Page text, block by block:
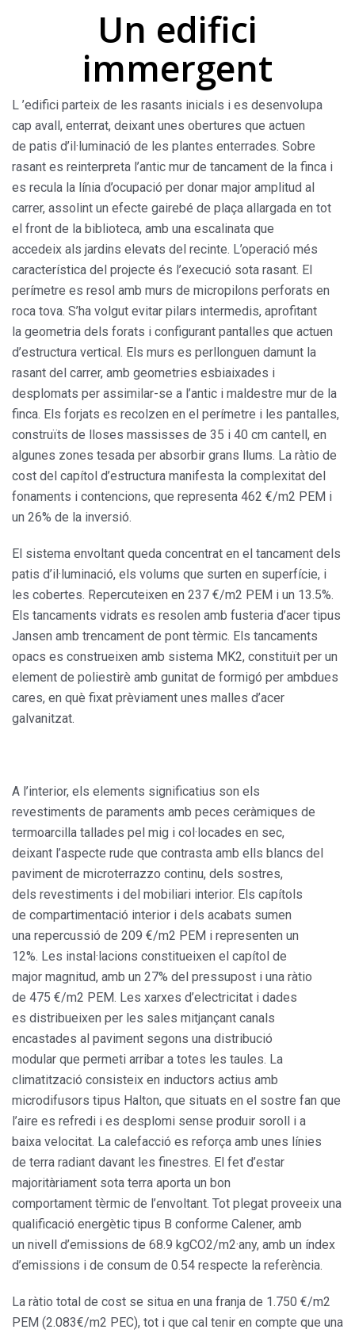
Un edifici
immergent
L ’edifici parteix de les rasants inicials i es desenvolupa
cap avall, enterrat, deixant unes obertures que actuen
de patis d’il·luminació de les plantes enterrades. Sobre
rasant es reinterpreta l’antic mur de tancament de la finca i
es recula la línia d’ocupació per donar major amplitud al
carrer, assolint un efecte gairebé de plaça allargada en tot
el front de la biblioteca, amb una escalinata que
accedeix als jardins elevats del recinte. L’operació més
característica del projecte és l’execució sota rasant. El
perímetre es resol amb murs de micropilons perforats en
roca tova. S’ha volgut evitar pilars intermedis, aprofitant
la geometria dels forats i configurant pantalles que actuen
d’estructura vertical. Els murs es perllonguen damunt la
rasant del carrer, amb geometries esbiaixades i
desplomats per assimilar-se a l’antic i maldestre mur de la
finca. Els forjats es recolzen en el perímetre i les pantalles,
construïts de lloses massisses de 35 i 40 cm cantell, en
algunes zones tesada per absorbir grans llums. La ràtio de
cost del capítol d’estructura manifesta la complexitat del
fonaments i contencions, que representa 462 €/m2 PEM i
un 26% de la inversió.
El sistema envoltant queda concentrat en el tancament dels
patis d’il·luminació, els volums que surten en superfície, i
les cobertes. Repercuteixen en 237 €/m2 PEM i un 13.5%.
Els tancaments vidrats es resolen amb fusteria d’acer tipus
Jansen amb trencament de pont tèrmic. Els tancaments
opacs es construeixen amb sistema MK2, constituït per un
element de poliestirè amb gunitat de formigó per ambdues
cares, en què fixat prèviament unes malles d’acer
galvanitzat.
A l’interior, els elements significatius son els
revestiments de paraments amb peces ceràmiques de
termoarcilla tallades pel mig i col·locades en sec,
deixant l’aspecte rude que contrasta amb ells blancs del
paviment de microterrazzo continu, dels sostres,
dels revestiments i del mobiliari interior. Els capítols
de compartimentació interior i dels acabats sumen
una repercussió de 209 €/m2 PEM i representen un
12%. Les instal·lacions constitueixen el capítol de
major magnitud, amb un 27% del pressupost i una ràtio
de 475 €/m2 PEM. Les xarxes d’electricitat i dades
es distribueixen per les sales mitjançant canals
encastades al paviment segons una distribució
modular que permeti arribar a totes les taules. La
climatització consisteix en inductors actius amb
microdifusors tipus Halton, que situats en el sostre fan que
l’aire es refredi i es desplomi sense produir soroll i a
baixa velocitat. La calefacció es reforça amb unes línies
de terra radiant davant les finestres. El fet d’estar
majoritàriament sota terra aporta un bon
comportament tèrmic de l’envoltant. Tot plegat proveeix una
qualificació energètic tipus B conforme Calener, amb
un nivell d’emissions de 68.9 kgCO2/m2·any, amb un índex
d’emissions i de consum de 0.54 respecte la referència.
La ràtio total de cost se situa en una franja de 1.750 €/m2
PEM (2.083€/m2 PEC), tot i que cal tenir en compte que una